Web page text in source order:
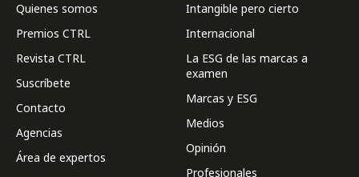
Quienes somos
Premios CTRL
Revista CTRL
Suscríbete
Contacto
Agencias
Área de expertos
Intangible pero cierto
Internacional
La ESG de las marcas a
examen
Marcas y ESG
Medios
Opinión
Profesionales